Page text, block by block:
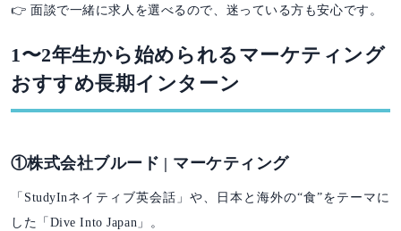
👉 面談で一緒に求人を選べるので、迷っている方も安心です。
1〜2年生から始められるマーケティング
おすすめ長期インターン
①株式会社ブルード | マーケティング
「StudyInネイティブ英会話」や、日本と海外の“食”をテーマに
した「Dive Into Japan」。